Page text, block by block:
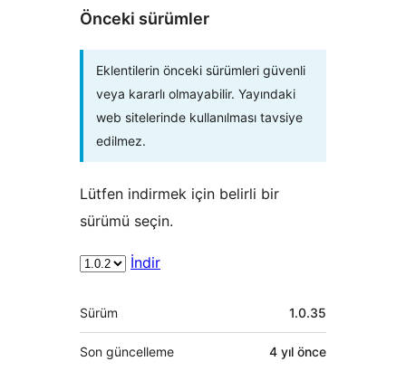
Önceki sürümler
Eklentilerin önceki sürümleri güvenli
veya kararlı olmayabilir. Yayındaki
web sitelerinde kullanılması tavsiye
edilmez.
Lütfen indirmek için belirli bir
sürümü seçin.
İndir
Meta
Sürüm 1.0.35
Son güncelleme 4 yıl önce